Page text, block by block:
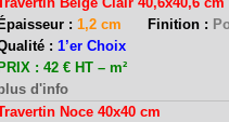
Épaisseur : 1,2 cm Finition :
: 1’er Choix
PRIX : 42 € HT – m²
d'info
Noce 40x40 cm
): Ouvert du mardi au
Ouvert du mardi au samedi inclus de